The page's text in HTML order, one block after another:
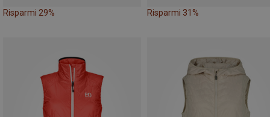
Risparmi 29% Risparmi 31%